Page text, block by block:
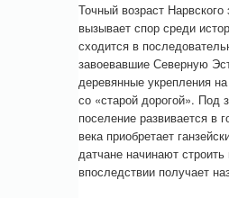
Точный возраст
вызывает спор среди
сходится в
завоевавшие Северную
деревянные укрепления
со «старой дорогой». Под
поселение развивается в
века приобретает
датчане начинают
впоследствии получает